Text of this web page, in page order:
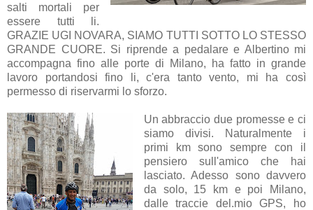
salti mortali per
essere tutti li.
GRAZIE UGI NOVARA, SIAMO TUTTI SOTTO LO STESSO
GRANDE CUORE. Si riprende a pedalare e Albertino mi
accompagna fino alle porte di Milano, ha fatto in grande
lavoro portandosi fino li, c'era tanto vento, mi ha così
permesso di riservarmi lo sforzo.
Un abbraccio due promesse e ci
siamo divisi. Naturalmente i
primi km sono sempre con il
pensiero sull'amico che hai
lasciato. Adesso sono davvero
da solo, 15 km e poi Milano,
dalle traccie del.mio GPS, ho